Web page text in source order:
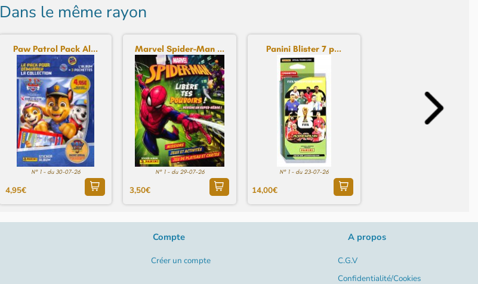
Dans le même rayon
Paw Patrol Pack Al...
N° 1 - du 30-07-26
4,95€
Marvel Spider-Man ...
N° 1 - du 29-07-26
3,50€
Panini Blister 7 p...
N° 1 - du 23-07-26
14,00€
Compte
Créer un compte
A propos
C.G.V
Confidentialité/Cookies